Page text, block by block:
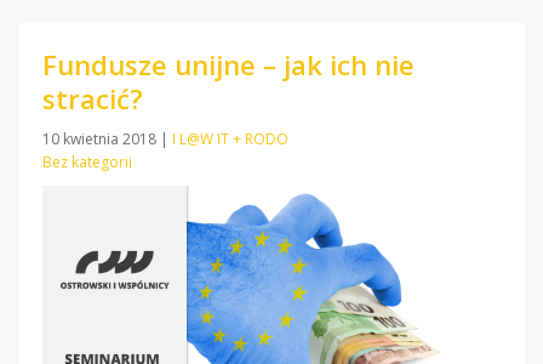
Fundusze unijne – jak ich nie
stracić?
10 kwietnia 2018 | I L@W IT + RODO
Bez kategorii